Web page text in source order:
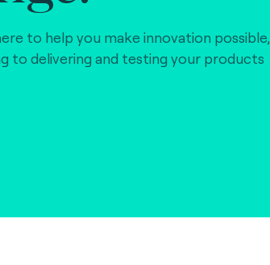
to help you make innovation possible,
to delivering and testing your products